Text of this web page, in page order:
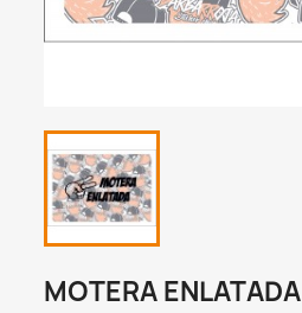
MOTERA ENLATADA